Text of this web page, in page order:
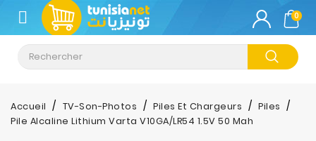
CATÉGORIE
Climatisation
Informatique
0
Accueil TV-Son-Photos Piles Et Chargeurs
Piles
Pile Alcaline Lithium Varta V10GA/LR54 1.5V 50 Mah